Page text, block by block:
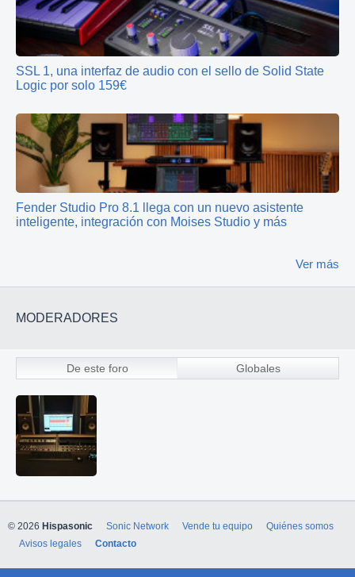
SSL 1, una interfaz de audio con el sello de Solid State
Logic por solo 159€
Fender Studio Pro 8.1 llega con un nuevo asistente
inteligente, integración con Moises Studio y más
Ver más
MODERADORES
De este foro Globales
© 2026 Hispasonic Sonic Network Vende tu equipo
Quiénes somos
Avisos legales
Contacto